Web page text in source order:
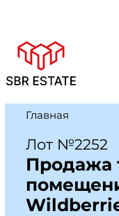
Главная
Лот №2252
Продажа